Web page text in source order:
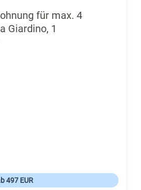
für max. 4
Giardino, 1
497 EUR